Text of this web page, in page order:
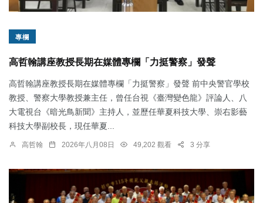
專欄
高哲翰講座教授長期在媒體專欄「力挺警察」發聲
高哲翰講座教授長期在媒體專欄「力挺警察」發聲 前中央警官學校
教授、警察大學教授兼主任，曾任台視《臺灣變色龍》評論人、八
大電視台《暗光鳥新聞》主持人，並歷任華夏科技大學、崇右影藝
科技大學副校長，現任華夏...
高哲翰 2026年八月08日 49,202 觀看 3 分享